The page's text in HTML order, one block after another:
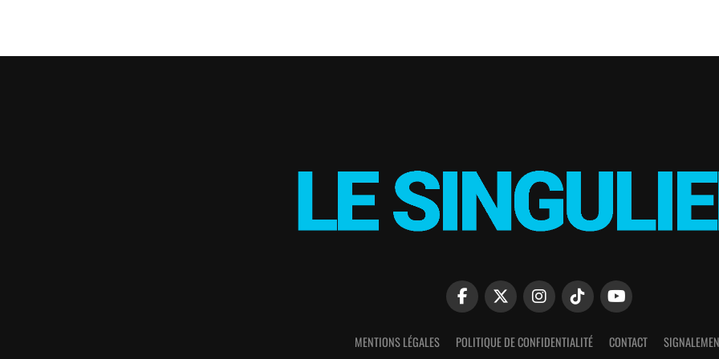
MENTIONS LÉGALES POLITIQUE DE CONFIDENTIALITÉ CONTACT